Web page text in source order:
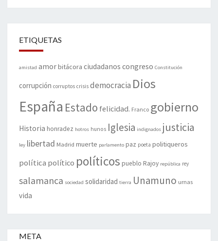
ETIQUETAS
amistad amorbitácora ciudadanos congreso Constitución
corrupción corruptos crisis democracia Dios
España Estado felicidad. Franco gobierno
Historia honradez hotros hunos Iglesia indignados justicia
ley libertad Madrid muerte parlamento paz poeta politiqueros
política político políticos pueblo Rajoy república rey
salamanca sociedad solidaridad tierra Unamuno urnas
vida
META